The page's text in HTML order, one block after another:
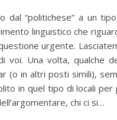
dal “politichese” a un
linguistico che
urgente.
voi. Una volta, qualche
(o in altri posti simili),
in quel tipo di locali
chi ci si…